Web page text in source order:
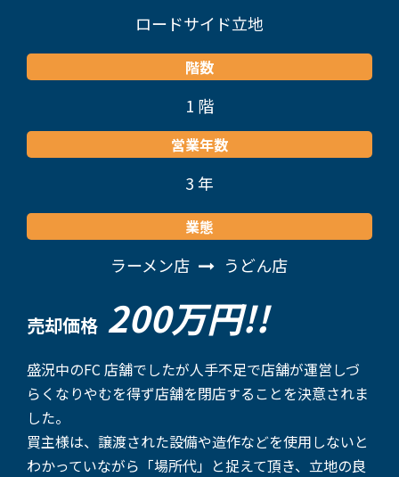
ロードサイド立地
階数
1 階
営業年数
3 年
業態
ラーメン店 うどん店
売却価格 200万円!!
盛況中のFC 店舗でしたが人手不足で店舗が運営しづ
らくなりやむを得ず店舗を閉店することを決意されま
した。
買主様は、譲渡された設備や造作などを使用しないと
わかっていながら「場所代」と捉えて頂き、立地の良